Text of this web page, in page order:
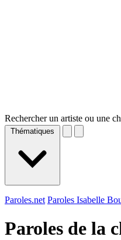
Rechercher un artiste ou une
Thématiques
Paroles.net Paroles Isabelle
Paroles de la